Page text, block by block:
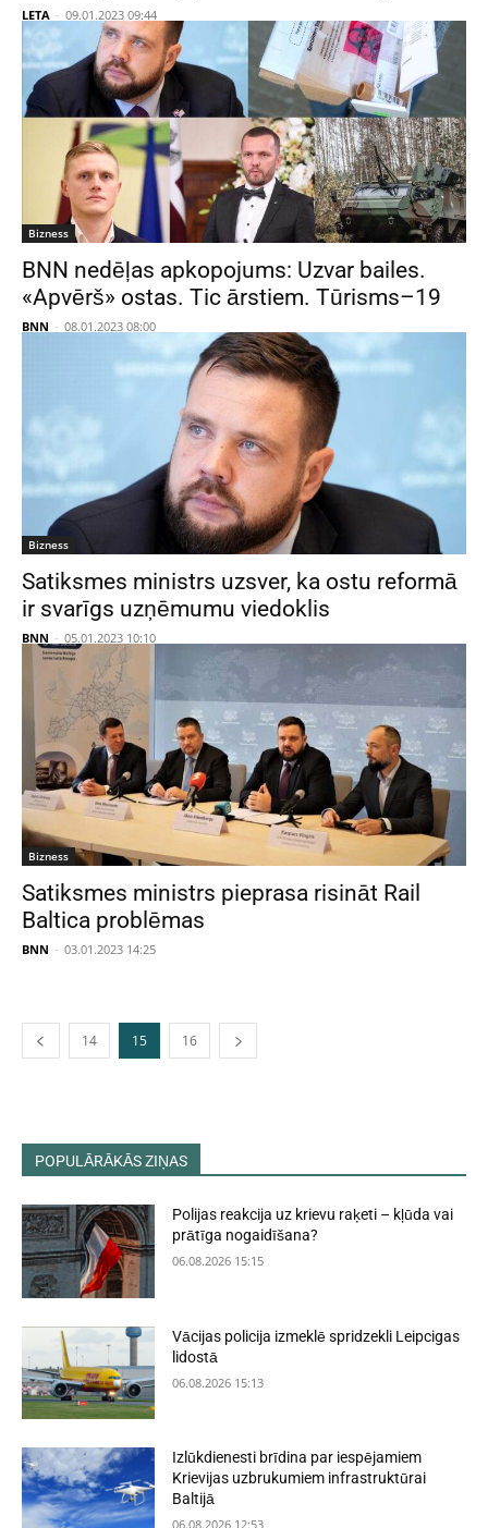
LETA - 09.01.2023 09:44
Bizness
BNN nedēļas apkopojums: Uzvar bailes.
«Apvērš» ostas. Tic ārstiem. Tūrisms–19
BNN - 08.01.2023 08:00
Bizness
Satiksmes ministrs uzsver, ka ostu reformā
ir svarīgs uzņēmumu viedoklis
BNN - 05.01.2023 10:10
Bizness
Satiksmes ministrs pieprasa risināt Rail
Baltica problēmas
BNN - 03.01.2023 14:25
14 15 16
POPULĀRĀKĀS ZIŅAS
Polijas reakcija uz krievu raķeti – kļūda vai
prātīga nogaidīšana?
06.08.2026 15:15
Vācijas policija izmeklē spridzekli Leipcigas
lidostā
06.08.2026 15:13
Izlūkdienesti brīdina par iespējamiem
Krievijas uzbrukumiem infrastruktūrai
Baltijā
06.08.2026 12:53